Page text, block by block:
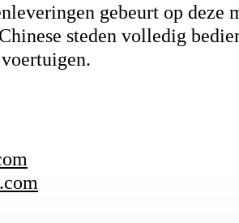
gebeurt op deze
steden volledig